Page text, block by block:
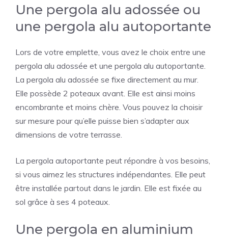
Une pergola alu adossée ou
une pergola alu autoportante
Lors de votre emplette, vous avez le choix entre une
pergola alu adossée et une pergola alu autoportante.
La pergola alu adossée se fixe directement au mur.
Elle possède 2 poteaux avant. Elle est ainsi moins
encombrante et moins chère. Vous pouvez la choisir
sur mesure pour qu’elle puisse bien s’adapter aux
dimensions de votre terrasse.
La pergola autoportante peut répondre à vos besoins,
si vous aimez les structures indépendantes. Elle peut
être installée partout dans le jardin. Elle est fixée au
sol grâce à ses 4 poteaux.
Une pergola en aluminium